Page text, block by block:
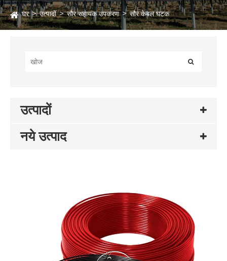
घर उत्पादों सौर सहायक उपकरण सौर केबल घटक
उत्पादों
नये उत्पाद